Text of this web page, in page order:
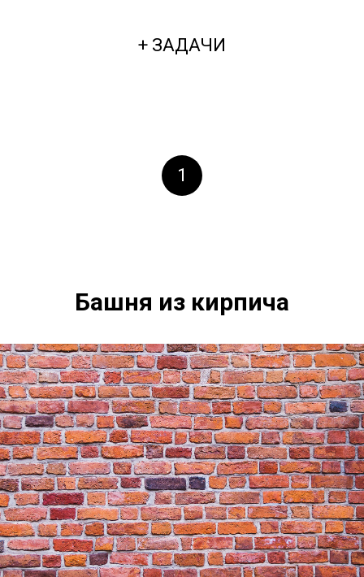
+ ЗАДАЧИ
1
Башня из кирпича